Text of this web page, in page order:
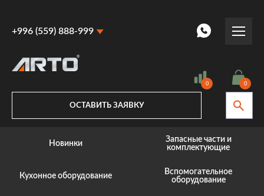
+996 (559) 888-999
+996 (559) 888-999
0 0
ОСТАВИТЬ ЗАЯВКУ
Новинки
Кухонное оборудование
Запасные части и
комплектующие
Вспомогательное
оборудование